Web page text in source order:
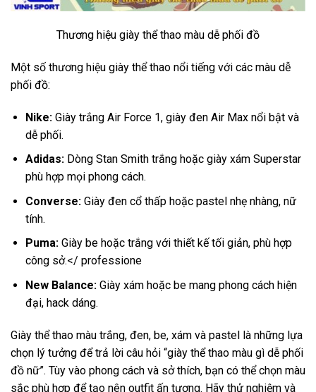
Thương hiệu giày thể thao màu dễ phối đồ
Một số thương hiệu giày thể thao nổi tiếng với các màu dễ
phối đồ:
Nike:Giày trắng Air Force 1, giày đen Air Max nổi bật và
dễ phối.
Adidas:Dòng Stan Smith trắng hoặc giày xám Superstar
phù hợp mọi phong cách.
Converse:Giày đen cổ thấp hoặc pastel nhẹ nhàng, nữ
tính.
Puma:Giày be hoặc trắng với thiết kế tối giản, phù hợp
công sở.</ professione
New Balance:Giày xám hoặc be mang phong cách hiện
đại, hack dáng.
Giày thể thao màu trắng, đen, be, xám và pastel là những lựa
chọn lý tưởng để trả lời câu hỏi “giày thể thao màu gì dễ phối
đồ nữ”. Tùy vào phong cách và sở thích, bạn có thể chọn màu
sắc phù hợp để tạo nên outfit ấn tượng. Hãy thử nghiệm và